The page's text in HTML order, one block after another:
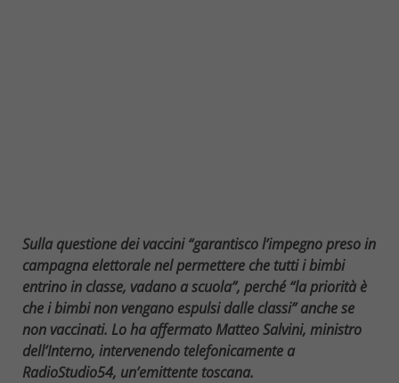
Sulla questione dei vaccini “garantisco l’impegno preso in
campagna elettorale nel permettere che tutti i bimbi
entrino in classe, vadano a scuola”, perché “la priorità è
che i bimbi non vengano espulsi dalle classi” anche se
non vaccinati. Lo ha affermato Matteo Salvini, ministro
dell’Interno, intervenendo telefonicamente a
RadioStudio54, un’emittente toscana.